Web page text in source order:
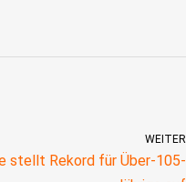
WEITER
stellt Rekord für Über-105-